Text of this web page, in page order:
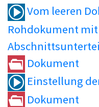
Vom leeren
Rohdokument mit
Dokument
Einstellung
Dokument